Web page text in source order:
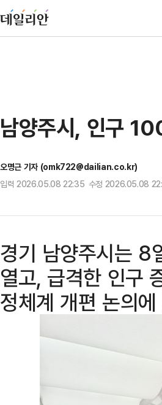
남양주시, 인구
오명근 기자 (omk722@dailian.co.kr)
입력 2026.05.08 22:35 수정 2026.05.08
경기 남양주시는 8
열고, 급격한 인구
정체계 개편 논의